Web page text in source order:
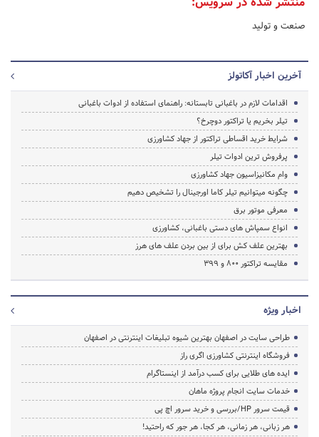
صنعت و تولید
آخرین اخبار آکاتولز
اقدامات لازم در باغبانی تابستانه: راهنمای استفاده از ادوات باغبانی
تیلر بخریم یا تراکتور دوچرخ؟
شرایط خرید اقساطی تراکتور از جهاد کشاورزی
پرفروش ترین ادوات تیلر
وام مکانیزاسیون جهاد کشاورزی
چگونه میتوانیم تیلر کاما اورجینال را تشخیص دهیم
معرفی موتور برق
انواع سمپاش های دستی باغبانی، کشاورزی
بهترین علف کش برای از بین بردن علف های هرز
مقایسه تراکتور 800 و 399
اخبار ویژه
طراحی سایت در اصفهان بهترین شیوه تبلیغات اینترنتی در اصفهان
فروشگاه اینترنتی کشاورزی اگری راز
ایده های طلایی برای کسب درآمد از اینستاگرام
خدمات سایت انجام پروژه ماهان
قیمت سرور HP/بررسی و خرید سرور اچ پی
هر زبانی، هر زمانی، هر کجا، هر جور که راحتید!